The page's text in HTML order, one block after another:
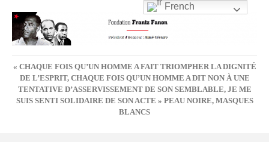
« CHAQUE FOIS QU’UN HOMME A FAIT TRIOMPHER LA DIGNITÉ
DE L’ESPRIT, CHAQUE FOIS QU’UN HOMME A DIT NON À UNE
TENTATIVE D’ASSERVISSEMENT DE SON SEMBLABLE, JE ME
SUIS SENTI SOLIDAIRE DE SON ACTE » PEAU NOIRE, MASQUES
BLANCS
French